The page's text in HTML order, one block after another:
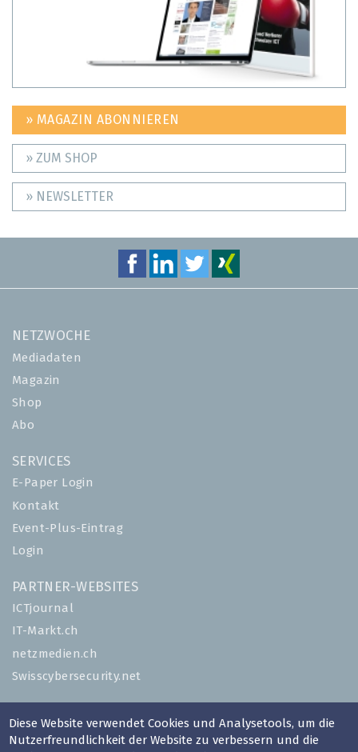
» MAGAZIN ABONNIEREN
» ZUM SHOP
» NEWSLETTER
NETZWOCHE
Mediadaten
Magazin
Shop
Abo
SERVICES
E-Paper Login
Kontakt
Event-Plus-Eintrag
Login
PARTNER-WEBSITES
ICTjournal
IT-Markt.ch
netzmedien.ch
Swisscybersecurity.net
Impressum
Diese Website verwendet Cookies und Analysetools, um die
Nutzerfreundlichkeit der Website zu verbessern und die